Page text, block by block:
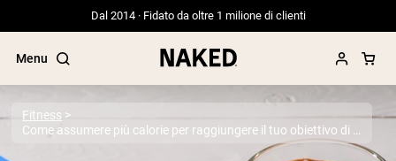
Dal 2014 · Fidato da oltre 1 milione di clienti
Menu
Fitness